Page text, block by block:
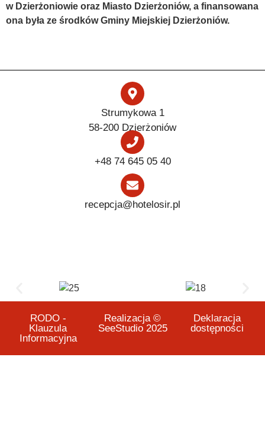
w Dzierżoniowie oraz Miasto Dzierżoniów, a finansowana
ona była ze środków Gminy Miejskiej Dzierżoniów.
Strumykowa 1
58-200 Dzierżoniów
+48 74 645 05 40
recepcja@hotelosir.pl
RODO -
Klauzula
Informacyjna
Realizacja ©
SeeStudio 2025
Deklaracja
dostępności